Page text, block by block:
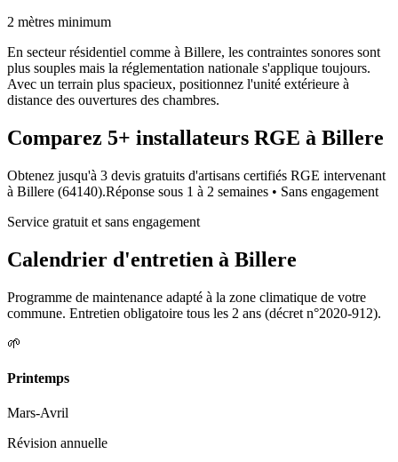
2 mètres minimum
En secteur résidentiel comme à Billere, les contraintes sonores sont
plus souples mais la réglementation nationale s'applique toujours.
Avec un terrain plus spacieux, positionnez l'unité extérieure à
distance des ouvertures des chambres.
Comparez 5+ installateurs RGE à Billere
Obtenez jusqu'à 3 devis gratuits d'artisans certifiés RGE intervenant
à Billere (64140).Réponse sous 1 à 2 semaines • Sans engagement
Service gratuit et sans engagement
Calendrier d'entretien à Billere
Programme de maintenance adapté à la zone climatique de votre
commune. Entretien obligatoire tous les 2 ans (décret n°2020-912).
🌱
Printemps
Mars-Avril
Révision annuelle